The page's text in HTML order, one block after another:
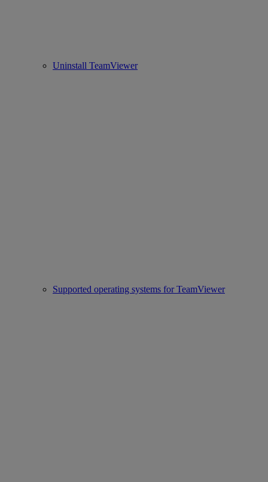
Uninstall TeamViewer
Supported operating systems for TeamViewer